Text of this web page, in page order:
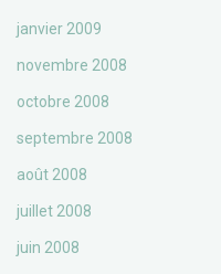
janvier 2009
novembre 2008
octobre 2008
septembre 2008
août 2008
juillet 2008
juin 2008